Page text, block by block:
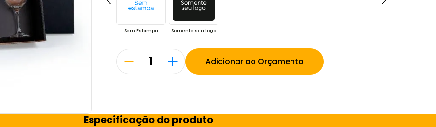
Sem Estampa Somente seu logo
Adicionar ao Orçamento
Especificação do produto